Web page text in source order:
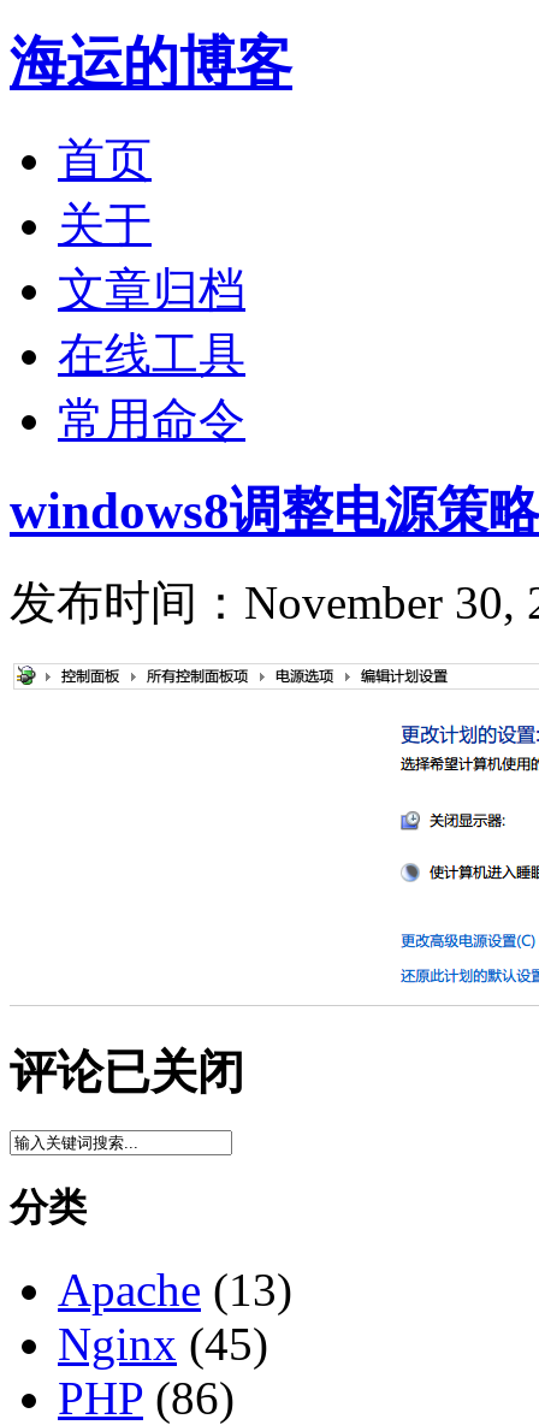
海运的博客
首页
关于
文章归档
在线工具
常用命令
windows8调整电源策
发布时间：November 30,
评论已关闭
分类
Apache (13)
Nginx (45)
PHP (86)